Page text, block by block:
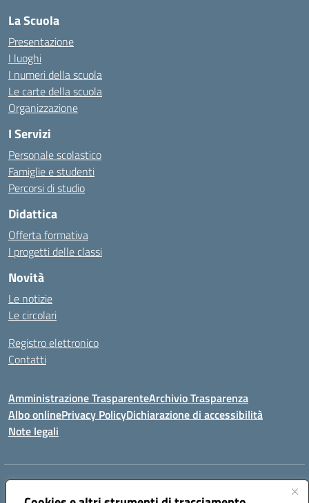
La Scuola
Presentazione
I luoghi
I numeri della scuola
Le carte della scuola
Organizzazione
I Servizi
Personale scolastico
Famiglie e studenti
Percorsi di studio
Didattica
Offerta formativa
I progetti delle classi
Novità
Le notizie
Le circolari
Registro elettronico
Contatti
Amministrazione TrasparenteArchivio Trasparenza
Albo onlinePrivacy PolicyDichiarazione di accessibilità
Note legali
Indirizzo:
Centralino:096721161 Email:czic869004@istruzione.it